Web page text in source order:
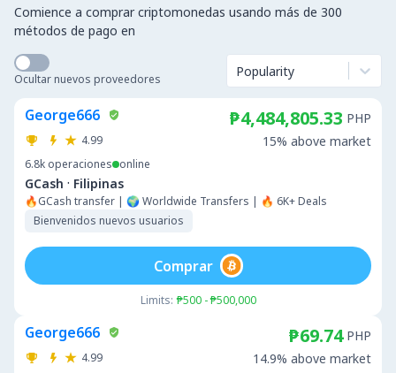
Comience a comprar criptomonedas usando más de 300
métodos de pago en
Ocultar nuevos proveedores Popularity
George666
4.99
6.8k operaciones online
GCash · Filipinas
🔥GCash transfer | 🌍 Worldwide Transfers | 🔥 6K+ Deals
Bienvenidos nuevos usuarios
₱4,484,805.33 PHP
15% above market
Limits: ₱500 - ₱500,000
Comprar
George666
4.99
₱69.74 PHP
14.9% above market